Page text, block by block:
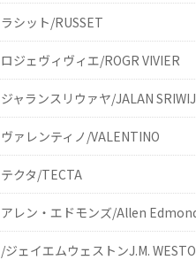
ラシット/RUSSET
ロジェヴィヴィエ/ROGR VIVIER
ジャランスリウァヤ/JALAN
ヴァレンティノ/VALENTINO
テクタ/TECTA
アレン・エドモンズ/Allen
/ジェイエムウェストンJ.M.